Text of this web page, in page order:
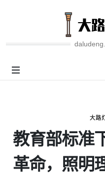
大路
教育部标准
革命，照明